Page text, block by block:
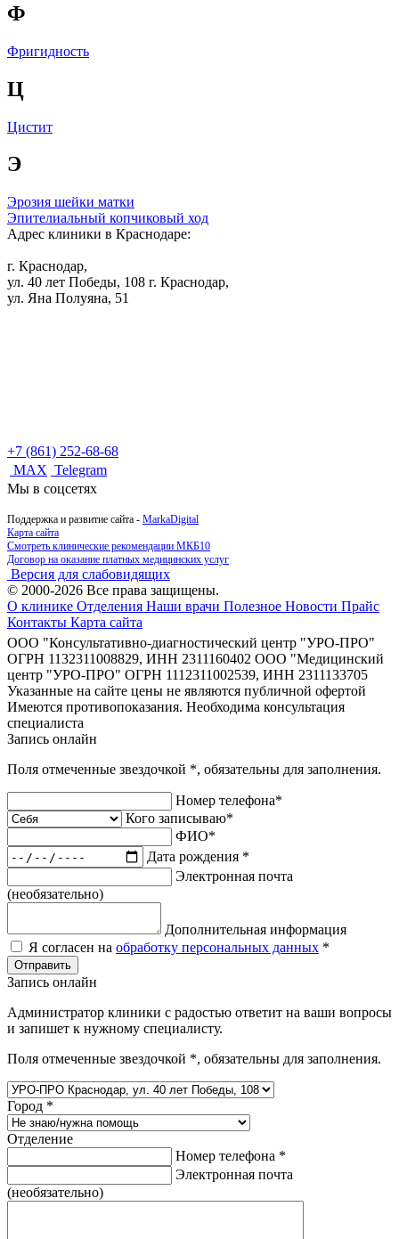
Ф
Фригидность
Ц
Цистит
Э
Эрозия шейки матки
Эпителиальный копчиковый ход
Адрес клиники в Краснодаре:
г. Краснодар,
ул. 40 лет Победы, 108 г. Краснодар,
ул. Яна Полуяна, 51
+7 (861) 252-68-68
MAX Telegram
Мы в соцсетях
Поддержка и развитие сайта - MarkaDigital
Карта сайта
Смотреть клинические рекомендации МКБ10
Договор на оказание платных медицинских услуг
Версия для слабовидящих
© 2000-2026 Все права защищены.
О клинике Отделения Наши врачи Полезное Новости Прайс
Контакты Карта сайта
ООО "Консультативно-диагностический центр "УРО-ПРО"
ОГРН 1132311008829, ИНН 2311160402 ООО "Медицинский
центр "УРО-ПРО" ОГРН 1112311002539, ИНН 2311133705
Указанные на сайте цены не являются публичной офертой
Имеются противопоказания. Необходима консультация
специалиста
Запись онлайн
Поля отмеченные звездочкой *, обязательны для заполнения.
Номер телефона*
Кого записываю*
ФИО*
Дата рождения *
Электронная почта
(необязательно)
Дополнительная информация
Я согласен на обработку персональных данных *
Отправить
Запись онлайн
Администратор клиники с радостью ответит на ваши вопросы
и запишет к нужному специалисту.
Поля отмеченные звездочкой *, обязательны для заполнения.
Город *
Отделение
Номер телефона *
Электронная почта
(необязательно)